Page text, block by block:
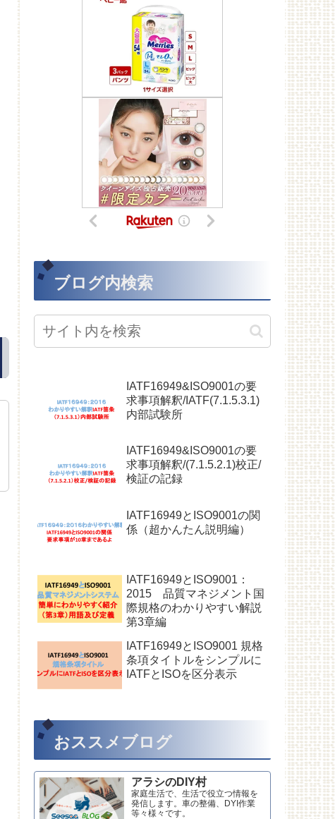
ブログ内検索
IATF16949&ISO9001の要
求事項解釈/IATF(7.1.5.3.1)
内部試験所
IATF16949&ISO9001の要
求事項解釈/(7.1.5.2.1)校正/
検証の記録
IATF16949とISO9001の関
係（超かんたん説明編）
IATF16949とISO9001：
2015 品質マネジメント国
際規格のわかりやすい解説
第3章編
IATF16949とISO9001 規格
条項タイトルをシンプルに
IATFとISOを区分表示
おススメブログ
アラシのDIY村
家庭生活で、生活で役立つ情報を
発信します。車の整備、DYI作業
等々様々です。